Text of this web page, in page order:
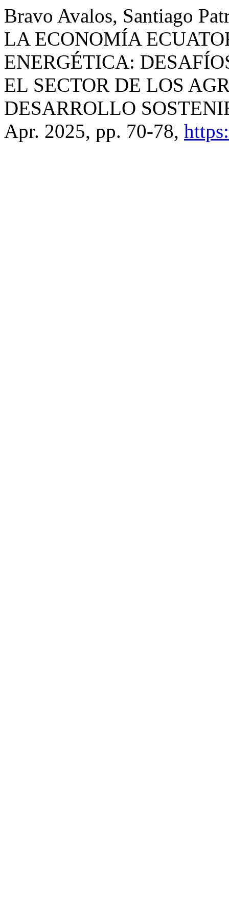
Bravo Avalos, Santiago
LA ECONOMÍA
ENERGÉTICA:
EL SECTOR DE LOS
DESARROLLO
Apr. 2025, pp. 70-78,